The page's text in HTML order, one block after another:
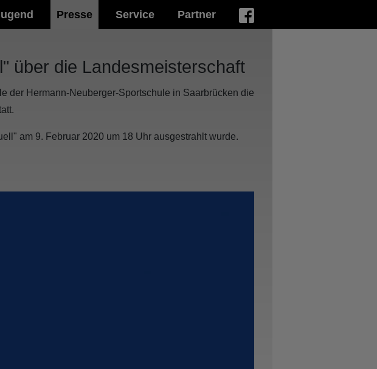
Presse Service Partner
über die Landesmeisterschaft
der Hermann-Neuberger-Sportschule in Saarbrücken die
am 9. Februar 2020 um 18 Uhr ausgestrahlt wurde.